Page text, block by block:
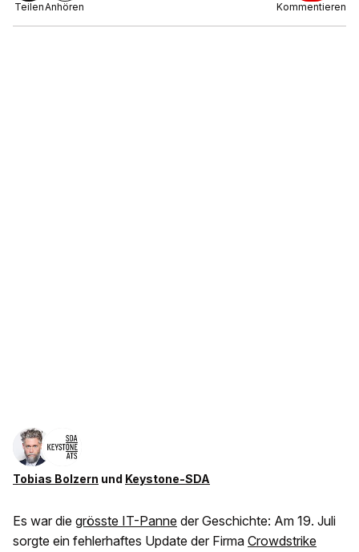
TeilenAnhören Kommentieren
Tobias Bolzern und Keystone-SDA
Es war die grösste IT-Panne der Geschichte: Am 19. Juli
sorgte ein fehlerhaftes Update der Firma Crowdstrike